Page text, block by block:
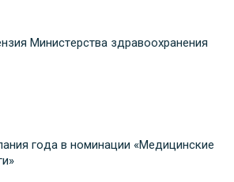
Министерства здравоохранения
года в номинации «Медицинские